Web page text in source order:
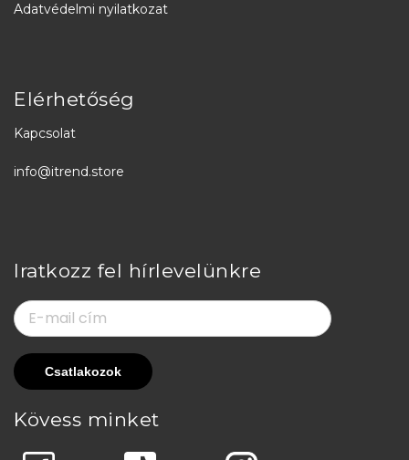
Adatvédelmi nyilatkozat
Elérhetőség
Kapcsolat
info@itrend.store
Iratkozz fel hírlevelünkre
Kövess minket